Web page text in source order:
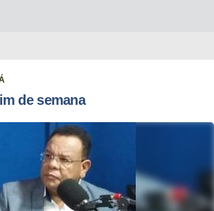
de semana